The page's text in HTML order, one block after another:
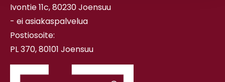
Ivontie 11c, 80230 Joensuu
- ei asiakaspalvelua
Postiosoite:
PL 370, 80101 Joensuu